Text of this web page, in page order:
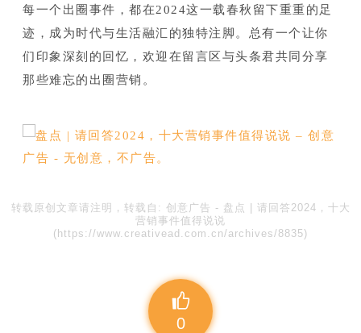
每一个出圈事件，都在2024这一载春秋留下重重的足
迹，成为时代与生活融汇的独特注脚。总有一个让你
们印象深刻的回忆，欢迎在留言区与头条君共同分享
那些难忘的出圈营销。
转载原创文章请注明，转载自: 创意广告 - 盘点 | 请回答2024，十大
营销事件值得说说
(https://www.creativead.com.cn/archives/8835)
0